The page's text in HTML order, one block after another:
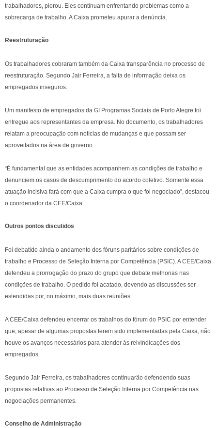
trabalhadores, piorou. Eles continuam enfrentando problemas como a
sobrecarga de trabalho. A Caixa prometeu apurar a denúncia.
Reestruturação
Os trabalhadores cobraram também da Caixa transparência no processo de
reestruturação. Segundo Jair Ferreira, a falta de informação deixa os
empregados inseguros.
Um manifesto de empregados da GI Programas Sociais de Porto Alegre foi
entregue aos representantes da empresa. No documento, os trabalhadores
relatam a preocupação com notícias de mudanças e que possam ser
aproveitados na área de governo.
“É fundamental que as entidades acompanhem as condições de trabalho e
denunciem os casos de descumprimento do acordo coletivo. Somente essa
atuação incisiva fará com que a Caixa cumpra o que foi negociado”, destacou
o coordenador da CEE/Caixa.
Outros pontos discutidos
Foi debatido ainda o andamento dos fóruns paritários sobre condições de
trabalho e Processo de Seleção Interna por Competência (PSIC). A CEE/Caixa
defendeu a prorrogação do prazo do grupo que debate melhorias nas
condições de trabalho. O pedido foi acatado, devendo as discussões ser
estendidas por, no máximo, mais duas reuniões.
A CEE/Caixa defendeu encerrar os trabalhos do fórum do PSIC por entender
que, apesar de algumas propostas terem sido implementadas pela Caixa, não
houve os avanços necessários para atender às reivindicações dos
empregados.
Segundo Jair Ferreira, os trabalhadores continuarão defendendo suas
propostas relativas ao Processo de Seleção Interna por Competência nas
negociações permanentes.
Conselho de Administração